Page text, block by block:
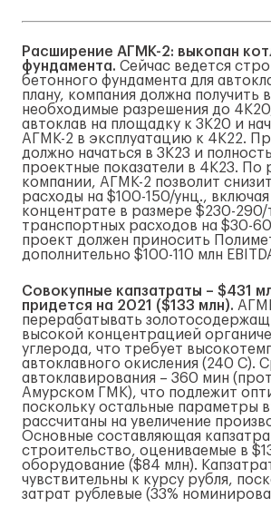
Расширение АГМК-2: выкопан
фундамента. Сейчас ведется
бетонного фундамента для
плану, компания должна получить
необходимые разрешения до
автоклав на площадку к 3К20 и
АГМК-2 в эксплуатацию к 4К22.
должно начаться в 3К23 и
проектные показатели в 4К23. По
компании, АГМК-2 позволит
расходы на $100-150/унц.,
концентрате в размере $230-
транспортных расходов на $30-
проект должен приносить
дополнительно $100-110 млн
Совокупные капзатраты – $431
придется на 2021 ($133 млн).
перерабатывать
высокой концентрацией
углерода, что требует
автоклавного окисления (240 С).
автоклавирования – 360 мин
Амурском ГМК), что подлежит
поскольку остальные параметры
рассчитаны на увеличение
Основные составляющая
строительство, оцениваемые в
оборудование ($84 млн).
чувствительны к курсу рубля,
затрат рублевые (33%